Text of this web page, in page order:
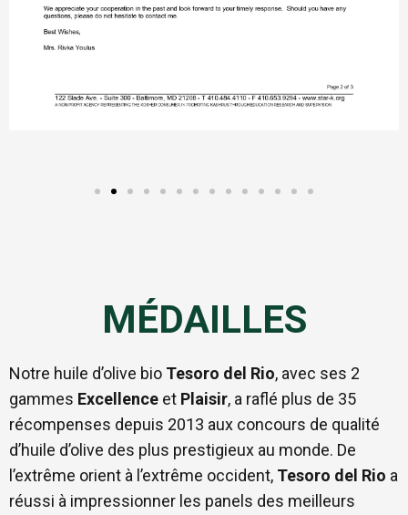
MÉDAILLES
Notre huile d’olive bio Tesoro del Rio, avec ses 2
gammes Excellence et Plaisir, a raflé plus de 35
récompenses depuis 2013 aux concours de qualité
d’huile d’olive des plus prestigieux au monde. De
l’extrême orient à l’extrême occident, Tesoro del Rio a
réussi à impressionner les panels des meilleurs